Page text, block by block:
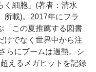
く細胞」(著者：清水
所載)。2017年にフラ
「この夏推薦する図書
けでなく世界中から注
らにブームは過熱。シ
えるメガヒットを記録